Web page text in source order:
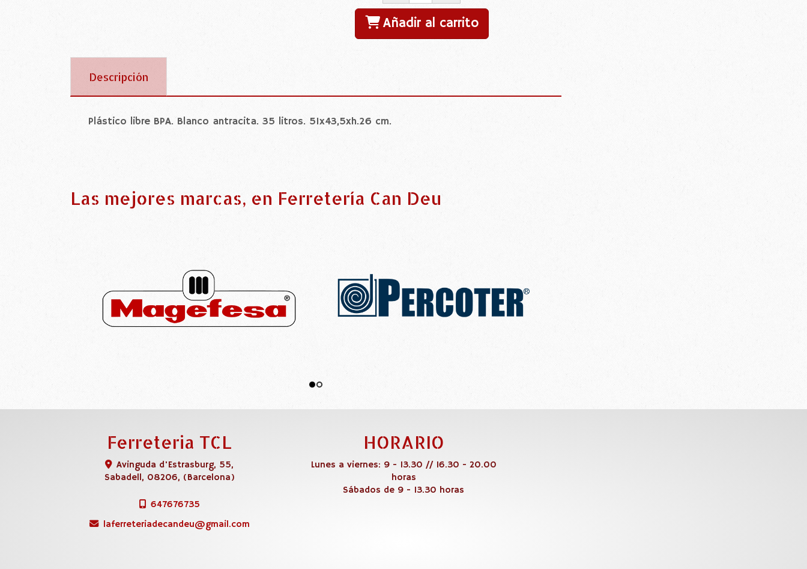
Añadir al carrito
Descripción
Plástico libre BPA. Blanco antracita. 35 litros. 51x43,5xh.26 cm.
Las mejores marcas, en Ferretería Can Deu
Ferreteria TCL
Avinguda d'Estrasburg, 55,
Sabadell, 08206, (Barcelona)
647676735
laferreteriadecandeu
gmail.com
HORARIO
Lunes a viernes: 9 - 13.30 // 16.30 - 20.00
horas
Sábados de 9 - 13.30 horas